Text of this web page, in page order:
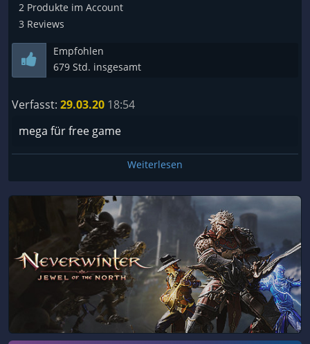
2 Produkte im Account
3 Reviews
Empfohlen
679 Std. insgesamt
Verfasst: 29.03.20 18:54
mega für free game
Weiterlesen